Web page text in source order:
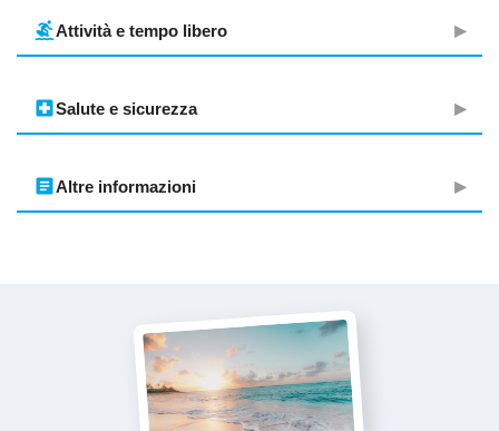
surfingAttività e tempo libero
local_hospitalSalute e sicurezza
articleAltre informazioni